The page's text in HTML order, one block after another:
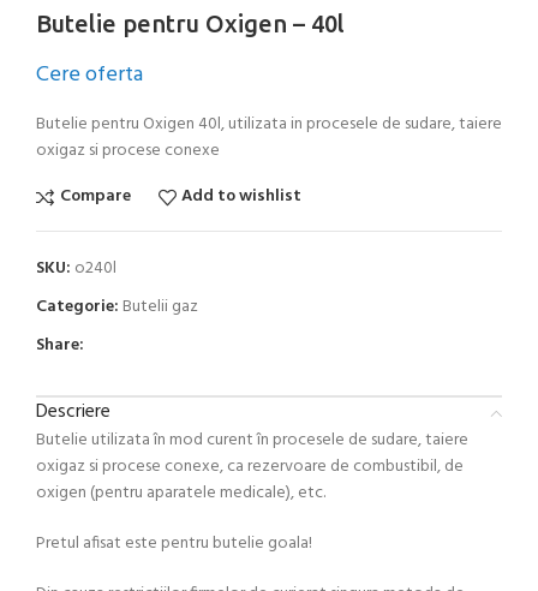
Butelie pentru Oxigen – 40l
Cere oferta
Butelie pentru Oxigen 40l, utilizata in procesele de sudare, taiere
oxigaz si procese conexe
Compare
Add to wishlist
SKU: o240l
Categorie: Butelii gaz
Share:
Descriere
Butelie utilizata în mod curent în procesele de sudare, taiere
oxigaz si procese conexe, ca rezervoare de combustibil, de
oxigen (pentru aparatele medicale), etc.
Pretul afisat este pentru butelie goala!